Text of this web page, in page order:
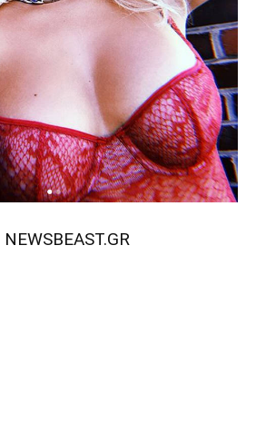
NEWSBEAST.GR